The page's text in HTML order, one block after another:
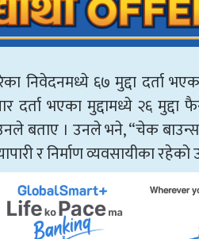
निवेदनमध्ये ६७ मुद्दा दर्ता
दर्ता भएका मुद्दामध्ये २६
। उनले भने, “चेक
र निर्माण व्यवसायीका